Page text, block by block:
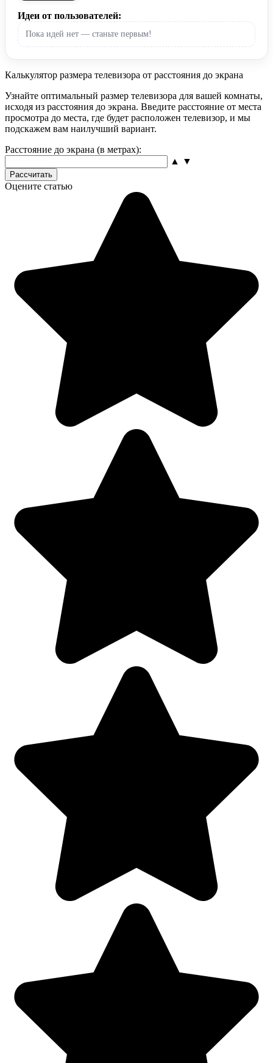
Идеи от пользователей:
Пока идей нет — станьте первым!
Калькулятор размера телевизора от расстояния до экрана
Узнайте оптимальный размер телевизора для вашей комнаты,
исходя из расстояния до экрана. Введите расстояние от места
просмотра до места, где будет расположен телевизор, и мы
подскажем вам наилучший вариант.
Расстояние до экрана (в метрах):
▲
▼
Рассчитать
Оцените статью